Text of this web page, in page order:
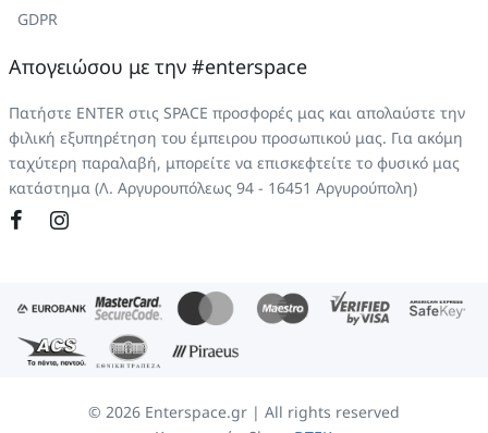
GDPR
Απογειώσου με την #enterspace
Πατήστε ENTER στις SPACE προσφορές μας και απολαύστε την
φιλική εξυπηρέτηση του έμπειρου προσωπικού μας. Για ακόμη
ταχύτερη παραλαβή, μπορείτε να επισκεφτείτε το φυσικό μας
κατάστημα (Λ. Αργυρουπόλεως 94 - 16451 Αργυρούπολη)
© 2026Enterspace.gr | All rights reserved